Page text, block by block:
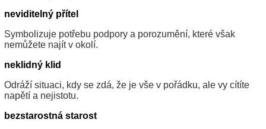
neviditelný přítel
Symbolizuje potřebu podpory a porozumění, které však
nemůžete najít v okolí.
neklidný klid
Odráží situaci, kdy se zdá, že je vše v pořádku, ale vy cítíte
napětí a nejistotu.
bezstarostná starost